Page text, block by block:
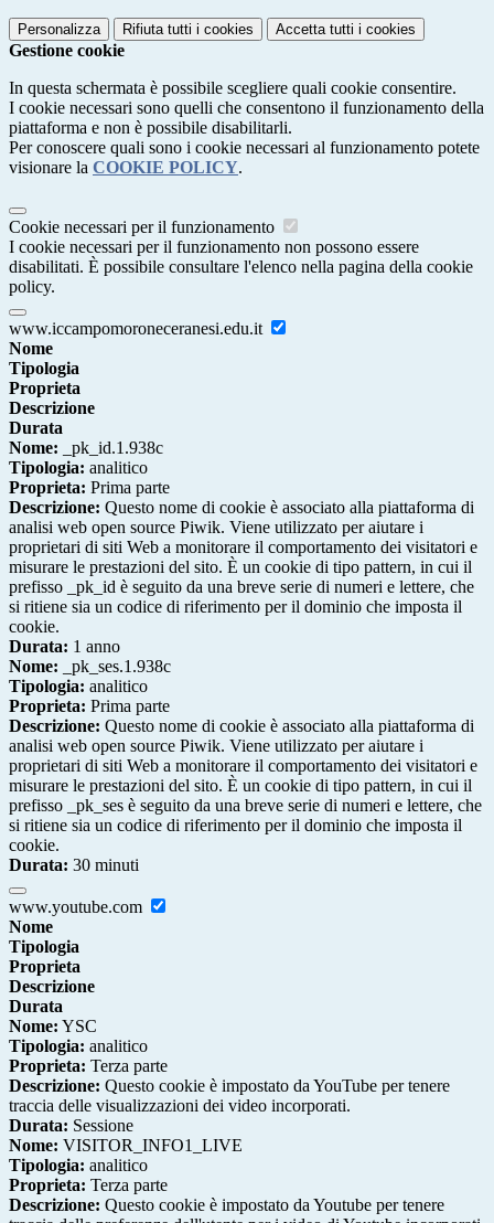
Personalizza Rifiuta tutti i cookies Accetta tutti i cookies
Gestione cookie
In questa schermata è possibile scegliere quali cookie consentire.
I cookie necessari sono quelli che consentono il funzionamento della
piattaforma e non è possibile disabilitarli.
Per conoscere quali sono i cookie necessari al funzionamento potete
visionare la COOKIE POLICY.
Cookie necessari per il funzionamento
I cookie necessari per il funzionamento non possono essere
disabilitati. È possibile consultare l'elenco nella pagina della cookie
policy.
www.iccampomoroneceranesi.edu.it
Nome
Tipologia
Proprieta
Descrizione
Durata
Nome: _pk_id.1.938c
Tipologia: analitico
Proprieta: Prima parte
Descrizione: Questo nome di cookie è associato alla piattaforma di
analisi web open source Piwik. Viene utilizzato per aiutare i
proprietari di siti Web a monitorare il comportamento dei visitatori e
misurare le prestazioni del sito. È un cookie di tipo pattern, in cui il
prefisso _pk_id è seguito da una breve serie di numeri e lettere, che
si ritiene sia un codice di riferimento per il dominio che imposta il
cookie.
Durata: 1 anno
Nome: _pk_ses.1.938c
Tipologia: analitico
Proprieta: Prima parte
Descrizione: Questo nome di cookie è associato alla piattaforma di
analisi web open source Piwik. Viene utilizzato per aiutare i
proprietari di siti Web a monitorare il comportamento dei visitatori e
misurare le prestazioni del sito. È un cookie di tipo pattern, in cui il
prefisso _pk_ses è seguito da una breve serie di numeri e lettere, che
si ritiene sia un codice di riferimento per il dominio che imposta il
cookie.
Durata: 30 minuti
www.youtube.com
Nome
Tipologia
Proprieta
Descrizione
Durata
Nome: YSC
Tipologia: analitico
Proprieta: Terza parte
Descrizione: Questo cookie è impostato da YouTube per tenere
traccia delle visualizzazioni dei video incorporati.
Durata: Sessione
Nome: VISITOR_INFO1_LIVE
Tipologia: analitico
Proprieta: Terza parte
Descrizione: Questo cookie è impostato da Youtube per tenere